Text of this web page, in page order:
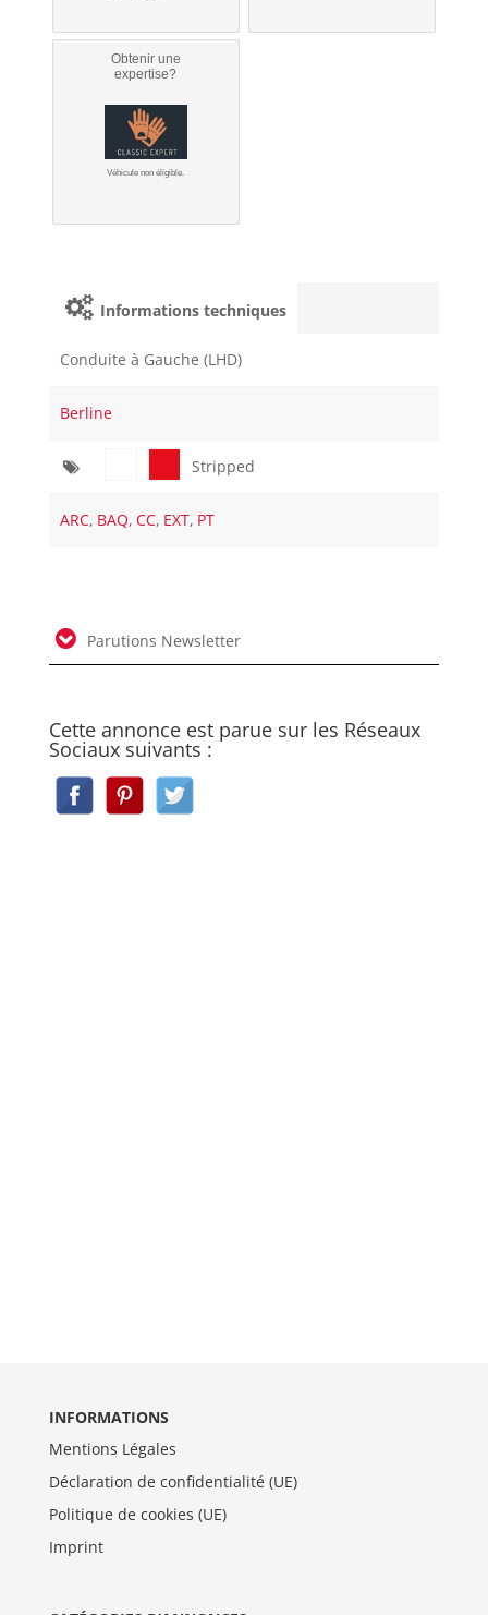
Obtenir une
expertise?
Véhicule non éligible.
Informations techniques
Conduite à Gauche (LHD)
Berline
Stripped
ARC, BAQ, CC, EXT, PT
Parutions Newsletter
Cette annonce est parue sur les Réseaux
Sociaux suivants :
INFORMATIONS
Mentions Légales
Déclaration de confidentialité (UE)
Politique de cookies (UE)
Imprint